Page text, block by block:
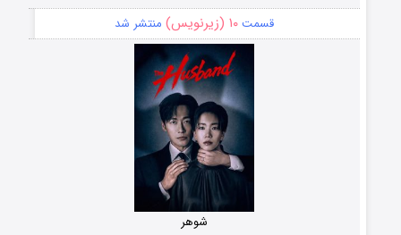
قسمت۱۰ (زیرنویس) منتشر شد
شوهر